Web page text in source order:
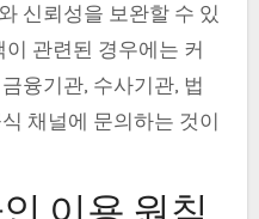
신뢰성을 보완할 수 있
관련된 경우에는 커
융기관, 수사기관, 법
채널에 문의하는 것이